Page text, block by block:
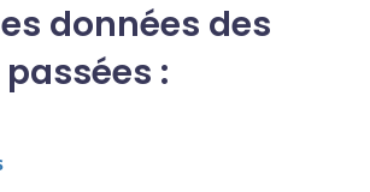
données des
: